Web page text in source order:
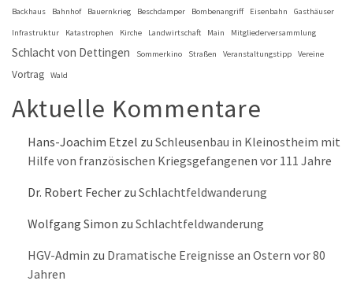
Backhaus Bahnhof Bauernkrieg Beschdamper Bombenangriff Eisenbahn Gasthäuser
Infrastruktur Katastrophen Kirche Landwirtschaft Main Mitgliederversammlung
Schlacht von Dettingen Sommerkino Straßen Veranstaltungstipp Vereine
Vortrag Wald
Aktuelle Kommentare
Hans-Joachim Etzel zu Schleusenbau in Kleinostheim mit
Hilfe von französischen Kriegsgefangenen vor 111 Jahre
Dr. Robert Fecher zu Schlachtfeldwanderung
Wolfgang Simon zu Schlachtfeldwanderung
HGV-Admin zu Dramatische Ereignisse an Ostern vor 80
Jahren